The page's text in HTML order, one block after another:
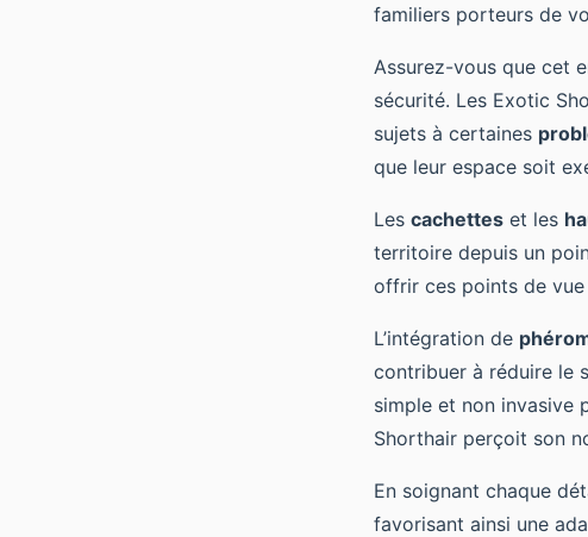
familiers porteurs de
Assurez-vous que cet
sécurité. Les Exotic
sujets à certaines
que leur espace soit
Les cachettes et les
territoire depuis un
offrir ces points de
L’intégration de
contribuer à réduire le
simple et non invasive
Shorthair perçoit son
En soignant chaque
favorisant ainsi une